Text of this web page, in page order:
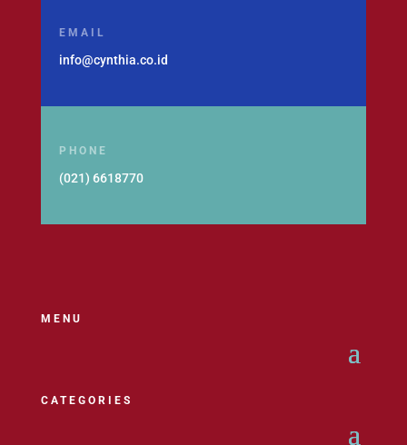
EMAIL
info@cynthia.co.id
PHONE
(021) 6618770
MENU
CATEGORIES